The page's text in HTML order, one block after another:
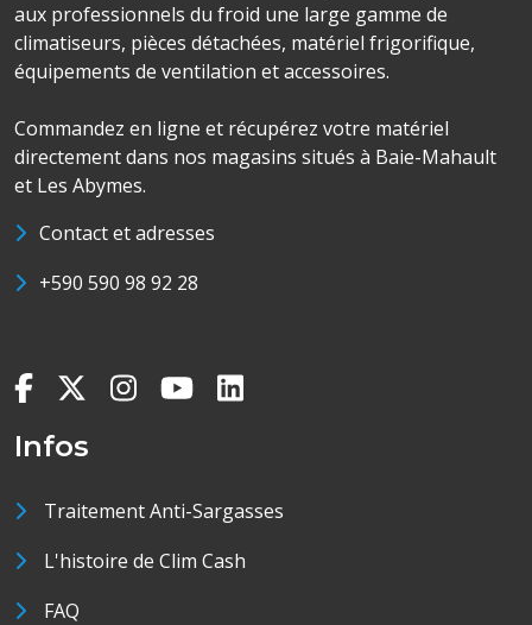
aux professionnels du froid une large gamme de
climatiseurs, pièces détachées, matériel frigorifique,
équipements de ventilation et accessoires.
Commandez en ligne et récupérez votre matériel
directement dans nos magasins situés à Baie-Mahault
et Les Abymes.
Contact et adresses
+590 590 98 92 28
Infos
Traitement Anti-Sargasses
L'histoire de Clim Cash
FAQ